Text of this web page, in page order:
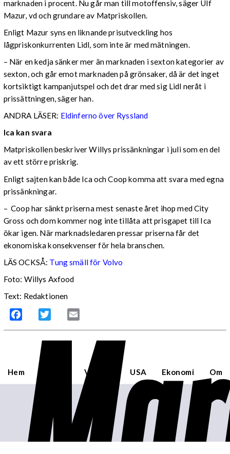
marknaden i procent. Nu går man till motoffensiv, säger Ulf
Mazur, vd och grundare av Matpriskollen.
Enligt Mazur syns en liknande prisutveckling hos
lågpriskonkurrenten Lidl, som inte är med mätningen.
– När en kedja sänker mer än marknaden i sexton kategorier av
sexton, och går emot marknaden på grönsaker, då är det inget
kortsiktigt kampanjutspel och det drar med sig Lidl neråt i
prissättningen, säger han.
ANDRA LÄSER: Eldinferno över Ryssland
Ica kan svara
Matpriskollen beskriver Willys prissänkningar i juli som en del
av ett större priskrig.
Enligt sajten kan både Ica och Coop komma att svara med egna
prissänkningar.
– Coop har sänkt priserna mest senaste året ihop med City
Gross och dom kommer nog inte tillåta att prisgapet till Ica
ökar igen. När marknadsledaren pressar priserna får det
ekonomiska konsekvenser för hela branschen.
LÄS OCKSÅ: Tung smäll för Volvo
Foto: Willys Axfood
Text: Redaktionen
Facebook Twitter
Hem Världen USA Ekonomi Om